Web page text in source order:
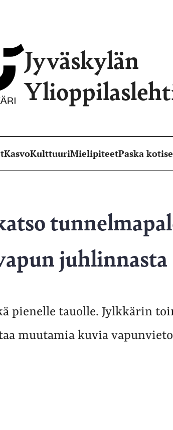
Jyväskylän
KasvoKulttuuriMielipiteetPaska
juhlinnasta
pienelle tauolle. Jylkkärin
muutamia kuvia